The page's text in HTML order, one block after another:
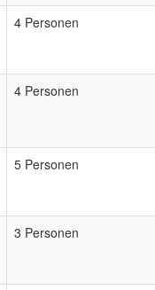
4 Personen
4 Personen
5 Personen
3 Personen